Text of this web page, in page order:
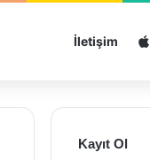
İletişim
Kayıt Ol